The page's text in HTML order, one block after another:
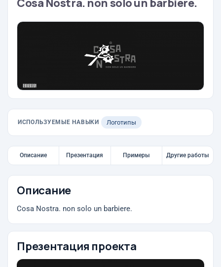
Cosa Nostra. non solo un barbiere.
ИСПОЛЬЗУЕМЫЕ НАВЫКИ Логотипы
Описание Презентация Примеры Другие работы
Описание
Cosa Nostra. non solo un barbiere.
Презентация проекта